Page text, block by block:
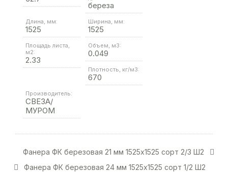
береза
Длина, мм:
1525
Ширина, мм:
1525
Площадь листа,
м2:
2.33
Объем, м3:
0.049
Плотность, кг/м3:
670
Производитель:
СВЕЗА/
МУРОМ
Фанера ФК березовая 21 мм 1525х1525 сорт 2/3 Ш2
Фанера ФК березовая 24 мм 1525х1525 сорт 1/2 Ш2